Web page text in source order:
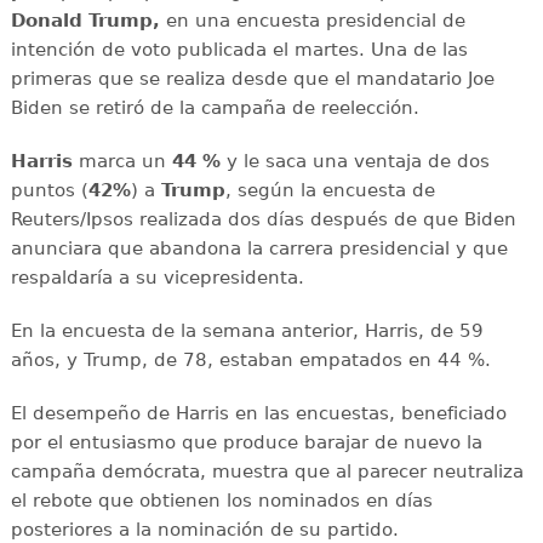
Donald Trump, en una encuesta presidencial de
intención de voto publicada el martes. Una de las
primeras que se realiza desde que el mandatario Joe
Biden se retiró de la campaña de reelección.
Harrismarca un 44 %y le saca una ventaja de dos
puntos (42%) a Trump, según la encuesta de
Reuters/Ipsos realizada dos días después de que Biden
anunciara que abandona la carrera presidencial y que
respaldaría a su vicepresidenta.
En la encuesta de la semana anterior, Harris, de 59
años, y Trump, de 78, estaban empatados en 44 %.
El desempeño de Harris en las encuestas, beneficiado
por el entusiasmo que produce barajar de nuevo la
campaña demócrata, muestra que al parecer neutraliza
el rebote que obtienen los nominados en días
posteriores a la nominación de su partido.